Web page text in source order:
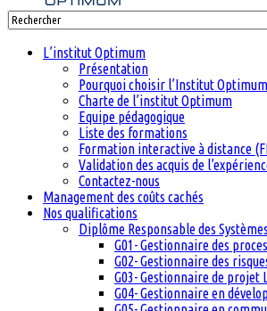
L’institut Optimum
Présentation
Pourquoi choisir l’Institut
Charte de l’institut Optimum
Equipe pédagogique
Liste des formations
Formation interactive à distance
Validation des acquis de
Contactez-nous
Management des coûts cachés
Nos qualifications
Diplôme Responsable des
G01- Gestionnaire des
G02- Gestionnaire des
G03- Gestionnaire de projet
G04- Gestionnaire en